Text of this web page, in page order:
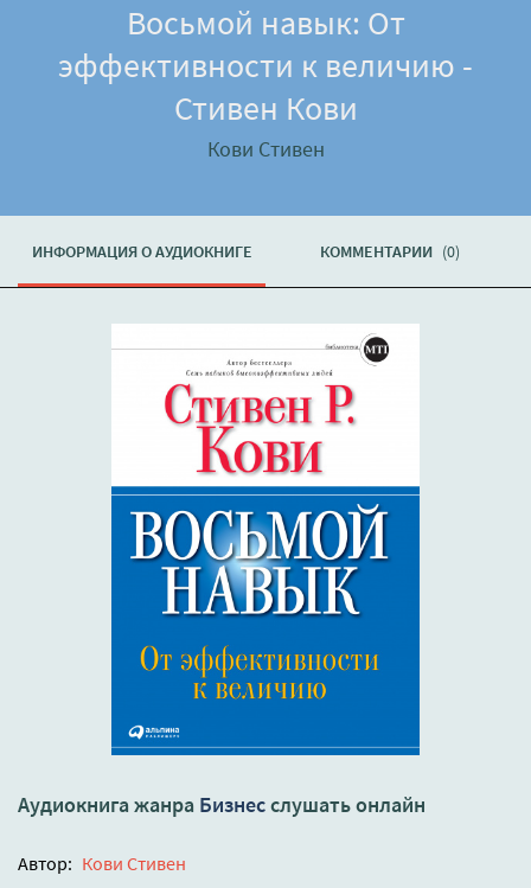
Восьмой навык: От
эффективности к величию -
Стивен Кови
Кови Стивен
ИНФОРМАЦИЯ О АУДИОКНИГЕ КОММЕНТАРИИ (0)
Аудиокнига жанра Бизнесслушать онлайн
Автор: Кови Стивен